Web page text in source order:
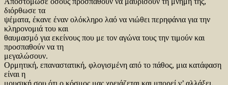
διόρθωσε τα
ψέματα, έκανε έναν ολόκληρο λαό να νιώθει περηφάνια για την
κληρονομιά του και
θαυμασμό για εκείνους που με τον αγώνα τους την τιμούν και
προσπαθούν να τη
μεγαλώσουν.
Ορμητική, επαναστατική, φλογισμένη από το πάθος, μια κατάφαση
είναι η
μουσική σου ότι ο κόσμος μας χρειάζεται και μπορεί ν’ αλλάξει.